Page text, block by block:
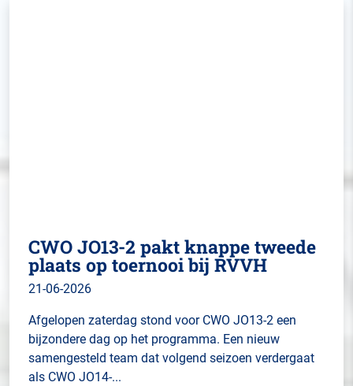
CWO JO13-2 pakt knappe tweede
plaats op toernooi bij RVVH
21-06-2026
Afgelopen zaterdag stond voor CWO JO13-2 een
bijzondere dag op het programma. Een nieuw
samengesteld team dat volgend seizoen verdergaat
als CWO JO14-...